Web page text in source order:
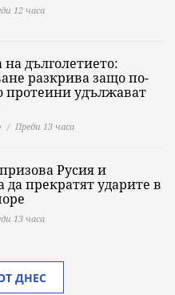
12 часа
на дълголетието:
разкрива защо по-
протеини удължават
Преди 13 часа
Русия и
да прекратят ударите в
13 часа
ДНЕС